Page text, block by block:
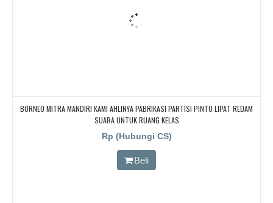
BORNEO MITRA MANDIRI KAMI AHLINYA PABRIKASI PARTISI PINTU LIPAT REDAM
SUARA UNTUK RUANG KELAS
Rp (Hubungi CS)
Beli